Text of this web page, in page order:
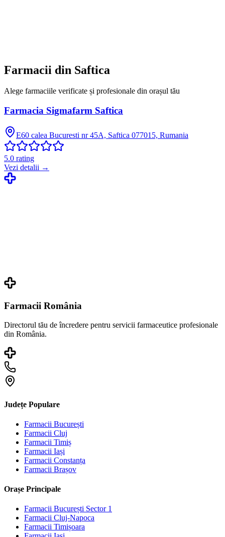
Farmacii din Saftica
Alege farmaciile verificate și profesionale din orașul tău
Farmacia Sigmafarm Saftica
E60 calea Bucuresti nr 45A, Saftica 077015, Rumania
5.0 rating
Vezi detalii →
Farmacii România
Directorul tău de încredere pentru servicii farmaceutice profesionale
din România.
Județe Populare
Farmacii București
Farmacii Cluj
Farmacii Timiș
Farmacii Iași
Farmacii Constanța
Farmacii Brașov
Orașe Principale
Farmacii București Sector 1
Farmacii Cluj-Napoca
Farmacii Timișoara